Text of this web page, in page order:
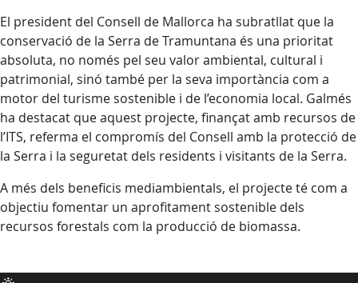
El president del Consell de Mallorca ha subratllat que la
conservació de la Serra de Tramuntana és una prioritat
absoluta, no només pel seu valor ambiental, cultural i
patrimonial, sinó també per la seva importància com a
motor del turisme sostenible i de l’economia local. Galmés
ha destacat que aquest projecte, finançat amb recursos de
l’ITS, referma el compromís del Consell amb la protecció de
la Serra i la seguretat dels residents i visitants de la Serra.
A més dels beneficis mediambientals, el projecte té com a
objectiu fomentar un aprofitament sostenible dels
recursos forestals com la producció de biomassa.